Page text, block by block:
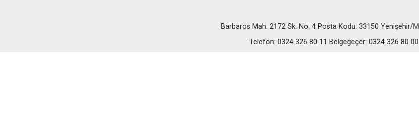
Barbaros Mah. 2172 Sk. No: 4 Posta Kodu: 33150 Yenişehir/
Telefon: 0324 326 80 11 Belgegeçer: 0324 326 80 00